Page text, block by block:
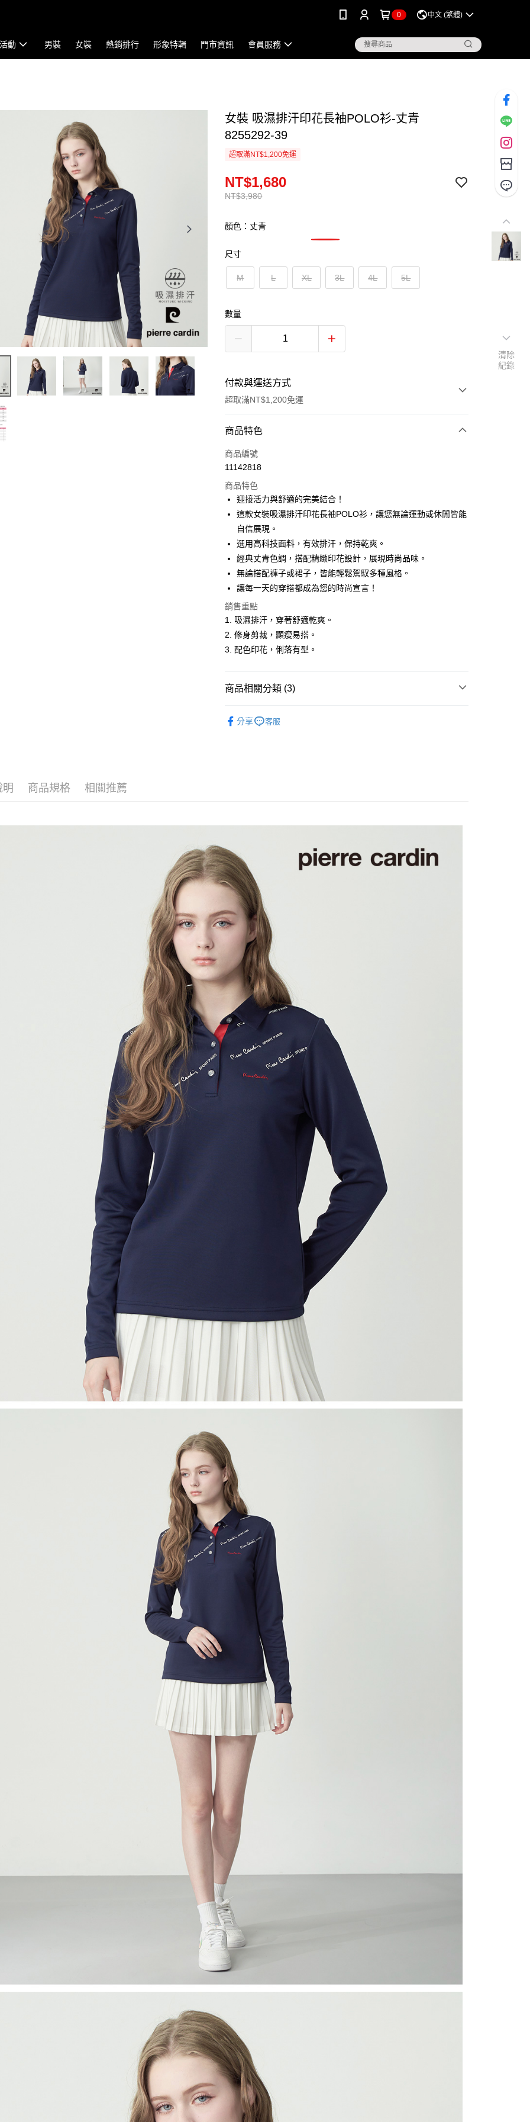
0 中文 (繁體)
動 男裝 女裝 熱銷排行 形象特輯 門市資訊 會員服務
女裝 吸濕排汗印花長袖POLO衫-丈青
8255292-39
超取滿NT$1,200免運
NT$3,980
NT$1,680
顏色：丈青
尺寸
M L XL 3L 4L 5L
數量
付款與運送方式
超取滿NT$1,200免運
付款方式
信用卡一次付款
LINE Pay
Apple Pay
悠遊付
Google Pay
ATM付款
運送方式
全家取貨付款
付款後全家取貨
萊爾富取貨付款
每筆NT$60，滿NT$1,200(含以上)免運費
宅配(本島)
每筆NT$80，滿NT$1,200(含以上)免運費
宅配(離島)
每筆NT$80，滿NT$1,200(含以上)免運費
商品特色
商品編號
11142818
商品特色
迎接活力與舒適的完美結合！
這款女裝吸濕排汗印花長袖POLO衫，讓您無論運動或休閒皆能
自信展現。
選用高科技面料，有效排汗，保持乾爽。
經典丈青色調，搭配精緻印花設計，展現時尚品味。
無論搭配褲子或裙子，皆能輕鬆駕馭多種風格。
讓每一天的穿搭都成為您的時尚宣言！
銷售重點
1. 吸濕排汗，穿著舒適乾爽。
2. 修身剪裁，顯瘦易搭。
3. 配色印花，俐落有型。
商品相關分類 (3)
分享 客服
明 商品規格 相關推薦
清除
紀錄